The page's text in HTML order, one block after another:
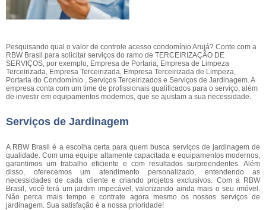
Pesquisando qual o valor de controle acesso condomínio Arujá? Conte com a
RBW Brasil para solicitar serviços do ramo de TERCEIRIZAÇÃO DE
SERVIÇOS, por exemplo, Empresa de Portaria, Empresa de Limpeza
Terceirizada, Empresa Terceirizada, Empresa Terceirizada de Limpeza,
Portaria do Condomínio , Serviços Terceirizados e Serviços de Jardinagem. A
empresa conta com um time de profissionais qualificados para o serviço, além
de investir em equipamentos modernos, que se ajustam a sua necessidade.
Serviços de Jardinagem
A RBW Brasil é a escolha certa para quem busca serviços de jardinagem de
qualidade. Com uma equipe altamente capacitada e equipamentos modernos,
garantimos um trabalho eficiente e com resultados surpreendentes. Além
disso, oferecemos um atendimento personalizado, entendendo as
necessidades de cada cliente e criando projetos exclusivos. Com a RBW
Brasil, você terá um jardim impecável, valorizando ainda mais o seu imóvel.
Não perca mais tempo e contrate agora mesmo os nossos serviços de
jardinagem. Sua satisfação é a nossa prioridade!